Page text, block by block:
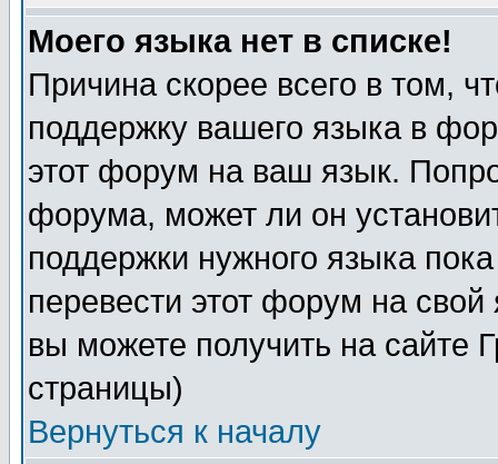
Моего языка нет в списке!
Причина скорее всего в том,
поддержку вашего языка в
этот форум на ваш язык.
форума, может ли он
поддержки нужного языка
перевести этот форум на
вы можете получить на сайте
страницы)
Вернуться к началу